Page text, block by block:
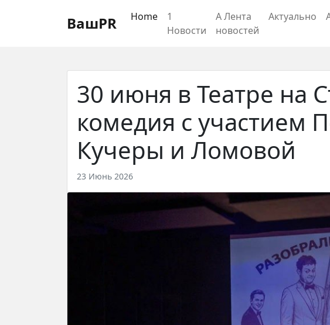
Восстановление пароля
ВашPR Home
1
Новости
А Лента
новостей
Актуально
30 июня в Театре на
комедия с участием
Кучеры и Ломовой
23 Июнь 2026